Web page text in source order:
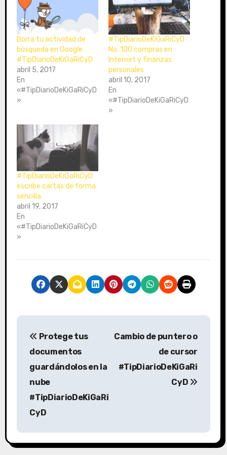
o
Borra tu actividad de
búsqueda en Google
#TipDiarioDeKiGaRiCyD
abril 5, 2017
En
«#TipDiarioDeKiGaRiCyD
»
#TipDiarioDeKiGaRiCyD
No. 100 compras en
Internet y finanzas
personales
abril 10, 2017
En
«#TipDiarioDeKiGaRiCyD
»
#TipDiarioDeKiGaRiCyD
escribe cartas de forma
sencilla
abril 19, 2017
En
«#TipDiarioDeKiGaRiCyD
»
N
a
c
Protege tus
documentos
guardándolos en la
nube
#TipDiarioDeKiGaRi
CyD
Cambio de puntero o
de cursor
#TipDiarioDeKiGaRi
CyD